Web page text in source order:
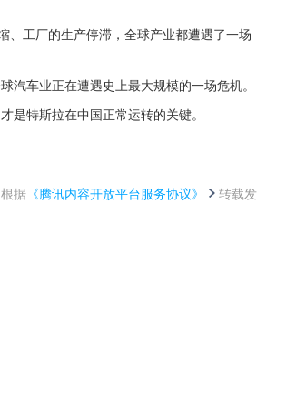
、工厂的生产停滞，全球产业都遭遇了一场
车业正在遭遇史上最大规模的一场危机。
是特斯拉在中国正常运转的关键。
据 《腾讯内容开放平台服务协议》
转载发